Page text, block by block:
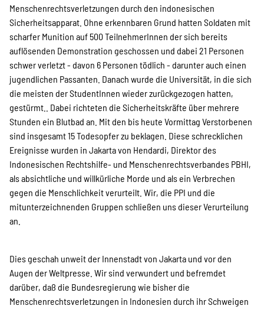
SPENDEN
Über uns
Transparenz
Kontakt
english
Indonesian
Menschenrechtsverletzungen durch den indonesischen
Sicherheitsapparat. Ohne erkennbaren Grund hatten Soldaten mit
scharfer Munition auf 500 TeilnehmerInnen der sich bereits
auflösenden Demonstration geschossen und dabei 21 Personen
schwer verletzt - davon 6 Personen tödlich - darunter auch einen
jugendlichen Passanten. Danach wurde die Universität, in die sich
die meisten der StudentInnen wieder zurückgezogen hatten,
gestürmt.. Dabei richteten die Sicherheitskräfte über mehrere
Stunden ein Blutbad an. Mit den bis heute Vormittag Verstorbenen
sind insgesamt 15 Todesopfer zu beklagen. Diese schrecklichen
Ereignisse wurden in Jakarta von Hendardi, Direktor des
Indonesischen Rechtshilfe- und Menschenrechtsverbandes PBHI,
als absichtliche und willkürliche Morde und als ein Verbrechen
gegen die Menschlichkeit verurteilt. Wir, die PPI und die
mitunterzeichnenden Gruppen schließen uns dieser Verurteilung
an.
Dies geschah unweit der Innenstadt von Jakarta und vor den
Augen der Weltpresse. Wir sind verwundert und befremdet
darüber, daß die Bundesregierung wie bisher die
Menschenrechtsverletzungen in Indonesien durch ihr Schweigen